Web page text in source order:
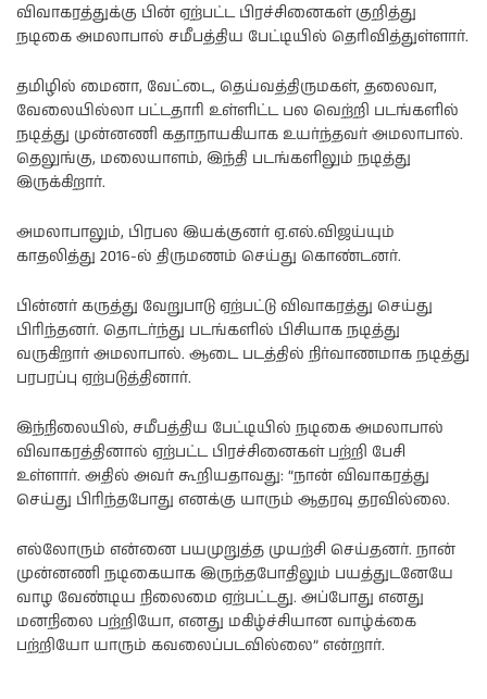
விவாகரத்துக்கு பின் ஏற்பட்ட பிரச்சினைகள் குறித்து
நடிகை அமலாபால் சமீபத்திய பேட்டியில் தெரிவித்துள்ளார்.
தமிழில் மைனா, வேட்டை, தெய்வத்திருமகள், தலைவா,
வேலையில்லா பட்டதாரி உள்ளிட்ட பல வெற்றி படங்களில்
நடித்து முன்னணி கதாநாயகியாக உயர்ந்தவர் அமலாபால்.
தெலுங்கு, மலையாளம், இந்தி படங்களிலும் நடித்து
இருக்கிறார்.
அமலாபாலும், பிரபல இயக்குனர் ஏ.எல்.விஜய்யும்
காதலித்து 2016-ல் திருமணம் செய்து கொண்டனர்.
பின்னர் கருத்து வேறுபாடு ஏற்பட்டு விவாகரத்து செய்து
பிரிந்தனர். தொடர்ந்து படங்களில் பிசியாக நடித்து
வருகிறார் அமலாபால். ஆடை படத்தில் நிர்வாணமாக நடித்து
பரபரப்பு ஏற்படுத்தினார்.
இந்நிலையில், சமீபத்திய பேட்டியில் நடிகை அமலாபால்
விவாகரத்தினால் ஏற்பட்ட பிரச்சினைகள் பற்றி பேசி
உள்ளார். அதில் அவர் கூறியதாவது: “நான் விவாகரத்து
செய்து பிரிந்தபோது எனக்கு யாரும் ஆதரவு தரவில்லை.
எல்லோரும் என்னை பயமுறுத்த முயற்சி செய்தனர். நான்
முன்னணி நடிகையாக இருந்தபோதிலும் பயத்துடனேயே
வாழ வேண்டிய நிலைமை ஏற்பட்டது. அப்போது எனது
மனநிலை பற்றியோ, எனது மகிழ்ச்சியான வாழ்க்கை
பற்றியோ யாரும் கவலைப்படவில்லை” என்றார்.